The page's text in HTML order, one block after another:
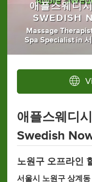
애플스웨디
SWEDISH
Massage
Spa Specialist in
애플스웨디
Swedish
노원구 오프라인
서울시 노원구 상계